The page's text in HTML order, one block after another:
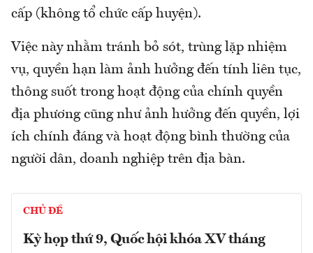
cấp (không tổ chức cấp huyện).
Việc này nhằm tránh bỏ sót, trùng lặp nhiệm
vụ, quyền hạn làm ảnh hưởng đến tính liên tục,
thông suốt trong hoạt động của chính quyền
địa phương cũng như ảnh hưởng đến quyền, lợi
ích chính đáng và hoạt động bình thường của
người dân, doanh nghiệp trên địa bàn.
CHỦ ĐỀ
Kỳ họp thứ 9, Quốc hội khóa XV tháng